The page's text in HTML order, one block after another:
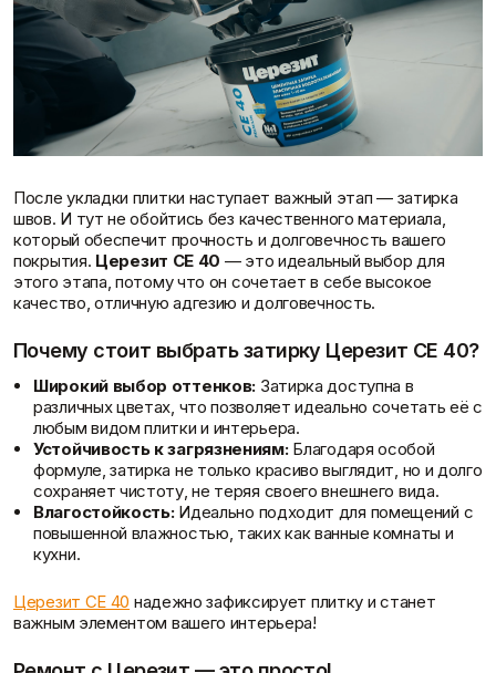
После укладки плитки наступает важный этап — затирка
швов. И тут не обойтись без качественного материала,
который обеспечит прочность и долговечность вашего
покрытия. Церезит CE 40 — это идеальный выбор для
этого этапа, потому что он сочетает в себе высокое
качество, отличную адгезию и долговечность.
Почему стоит выбрать затирку Церезит CE 40?
Широкий выбор оттенков: Затирка доступна в
различных цветах, что позволяет идеально сочетать её с
любым видом плитки и интерьера.
Устойчивость к загрязнениям:Благодаря особой
формуле, затирка не только красиво выглядит, но и долго
сохраняет чистоту, не теряя своего внешнего вида.
Влагостойкость:Идеально подходит для помещений с
повышенной влажностью, таких как ванные комнаты и
кухни.
Церезит CE 40 надежно зафиксирует плитку и станет
важным элементом вашего интерьера!